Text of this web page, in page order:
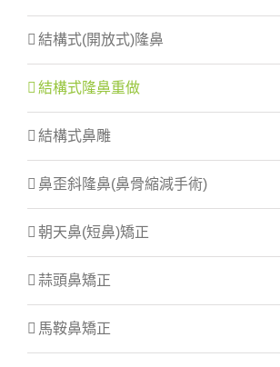
結構式(開放式)隆鼻
結構式隆鼻重做
結構式鼻雕
鼻歪斜隆鼻(鼻骨縮減手術)
朝天鼻(短鼻)矯正
蒜頭鼻矯正
馬鞍鼻矯正